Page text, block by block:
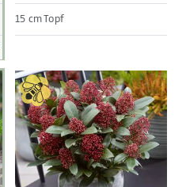
15 cm Topf